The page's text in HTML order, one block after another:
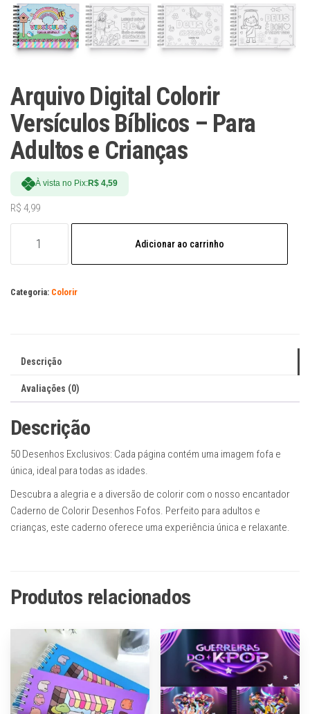
Arquivo Digital Colorir
Versículos Bíblicos – Para
Adultos e Crianças
À vista no Pix:R$ 4,59
R$ 4,99
Colorir
Bíblicos
quantidade
Adicionar ao carrinho
Categoria: Colorir
Descrição
Avaliações (0)
Descrição
50 Desenhos Exclusivos: Cada página contém uma imagem fofa e
única, ideal para todas as idades.
Descubra a alegria e a diversão de colorir com o nosso encantador
Caderno de Colorir Desenhos Fofos. Perfeito para adultos e
crianças, este caderno oferece uma experiência única e relaxante.
Produtos relacionados